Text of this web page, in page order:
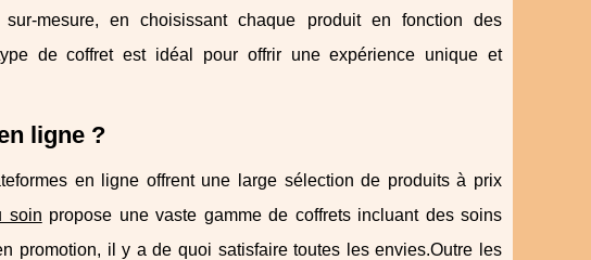
mesure, en choisissant chaque produit en fonction des
de coffret est idéal pour offrir une expérience unique et
ligne ?
en ligne offrent une large sélection de produits à prix
soin propose une vaste gamme de coffrets incluant des soins
promotion, il y a de quoi satisfaire toutes les envies.Outre les